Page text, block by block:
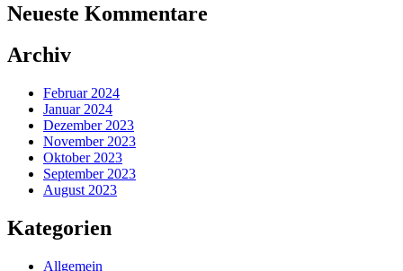
Neueste Kommentare
Archiv
Februar 2024
Januar 2024
Dezember 2023
November 2023
Oktober 2023
September 2023
August 2023
Kategorien
Allgemein